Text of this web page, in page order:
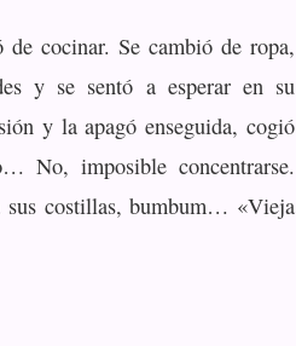
cocinar. Se cambió de ropa,
y se sentó a esperar en su
y la apagó enseguida, cogió
No, imposible concentrarse.
sus costillas, bumbum… «Vieja